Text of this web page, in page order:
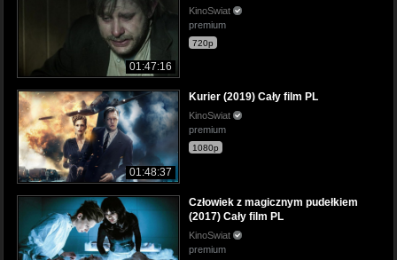
01:47:16
KinoSwiat
premium
720p
01:48:37
Kurier (2019) Cały film PL
KinoSwiat
premium
1080p
Człowiek z magicznym pudełkiem
(2017) Cały film PL
KinoSwiat
premium